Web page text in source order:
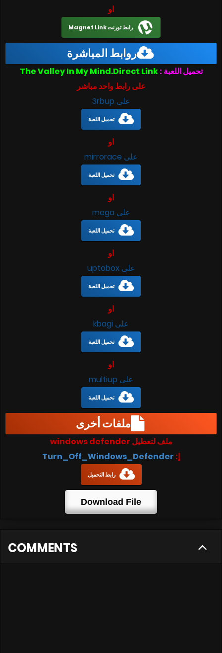
او
رابط تورنت Magnet Link
روابط المباشرة
تحميل اللعبة :The Valley In My Mind.Direct Link
على رابط واحد مباشر
على 3rbup
تحميل اللعبة
او
على mirrorace
تحميل اللعبة
او
على mega
تحميل اللعبة
او
على uptobox
تحميل اللعبة
او
على kbagi
تحميل اللعبة
او
على multiup
تحميل اللعبة
ملفات أخرى
ملف لتعطيل windows defender
إ: Turn_Off_Windows_Defender
رابط التحميل
Download File
COMMENTS